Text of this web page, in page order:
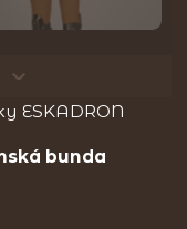
ESKADRON
bunda